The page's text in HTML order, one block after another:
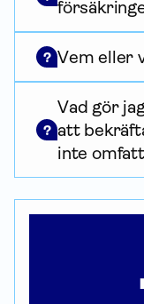
? Vem eller
?
Vad gör
att
inte